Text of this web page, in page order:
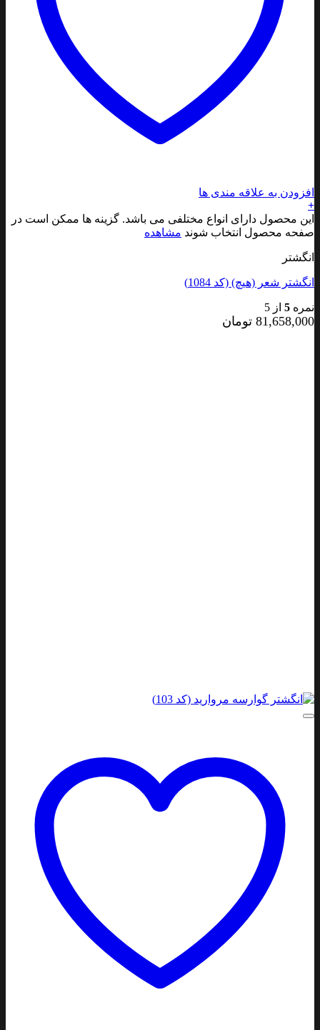
افزودن به علاقه مندی ها
+
این محصول دارای انواع مختلفی می باشد. گزینه ها ممکن است در
صفحه محصول انتخاب شوند مشاهده
انگشتر
انگشتر شعر (هیچ) (کد 1084)
نمره 5 از 5
81,658,000 تومان